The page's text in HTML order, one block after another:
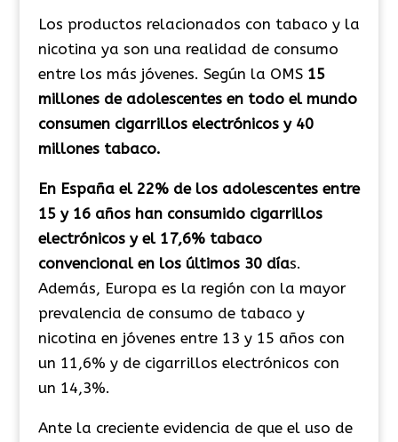
Los productos relacionados con tabaco y la
nicotina ya son una realidad de consumo
entre los más jóvenes. Según la OMS 15
millones de adolescentes en todo el mundo
consumen cigarrillos electrónicos y 40
millones tabaco.
En España el 22% de los adolescentes entre
15 y 16 años han consumido cigarrillos
electrónicos y el 17,6% tabaco
convencional en los últimos 30 días.
Además, Europa es la región con la mayor
prevalencia de consumo de tabaco y
nicotina en jóvenes entre 13 y 15 años con
un 11,6% y de cigarrillos electrónicos con
un 14,3%.​
Ante la creciente evidencia de que el uso de